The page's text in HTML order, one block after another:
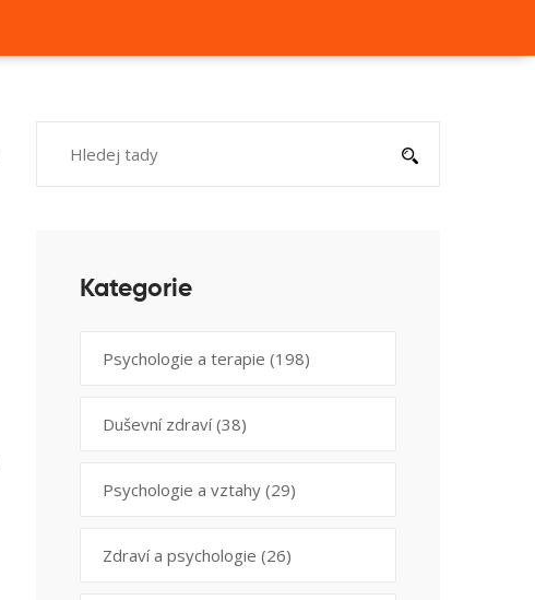
Kategorie
Psychologie a terapie (198)
Duševní zdraví(38)
Psychologie a vztahy (29)
Zdraví a psychologie (26)